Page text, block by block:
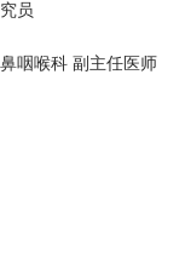
员
咽喉科 副主任医师